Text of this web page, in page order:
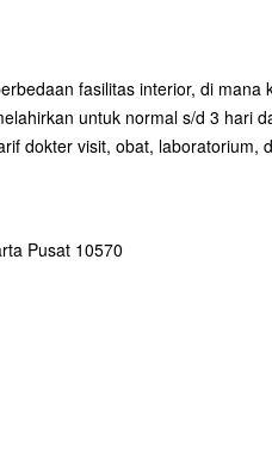
fasilitas interior, di
untuk normal s/d 3 hari
dokter visit, obat,
Pusat 10570